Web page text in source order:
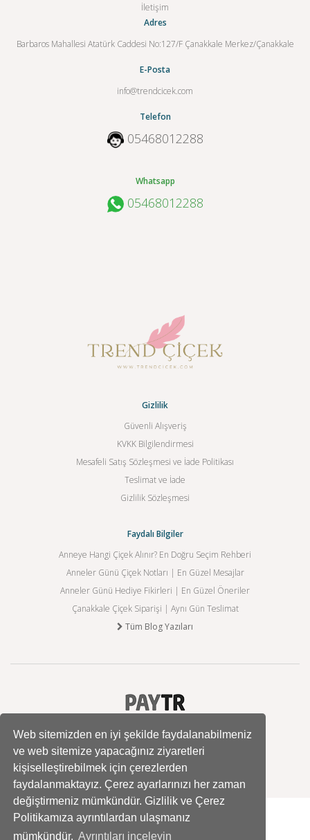
Web sitemizden en iyi şekilde faydalanabilmeniz
ve web sitemize yapacağınız ziyaretleri
kişiselleştirebilmek için çerezlerden
faydalanmaktayız. Çerez ayarlarınızı her zaman
değiştirmeniz mümkündür. Gizlilik ve Çerez
Politikamıza ayrıntılardan ulaşmanız
mümkündür. Ayrıntıları inceleyin
İletişim
Adres
Barbaros Mahallesi Atatürk Caddesi No:127/F Çanakkale Merkez/Çanakkale
E-Posta
info@trendcicek.com
Telefon
05468012288
Whatsapp
05468012288
Gizlilik
Güvenli Alışveriş
KVKK Bilgilendirmesi
Mesafeli Satış Sözleşmesi ve İade Politikası
Teslimat ve İade
Gizlilik Sözleşmesi
Faydalı Bilgiler
Anneye Hangi Çiçek Alınır? En Doğru Seçim Rehberi
Anneler Günü Çiçek Notları | En Güzel Mesajlar
Anneler Günü Hediye Fikirleri | En Güzel Öneriler
Çanakkale Çiçek Siparişi | Aynı Gün Teslimat
Tüm Blog Yazıları